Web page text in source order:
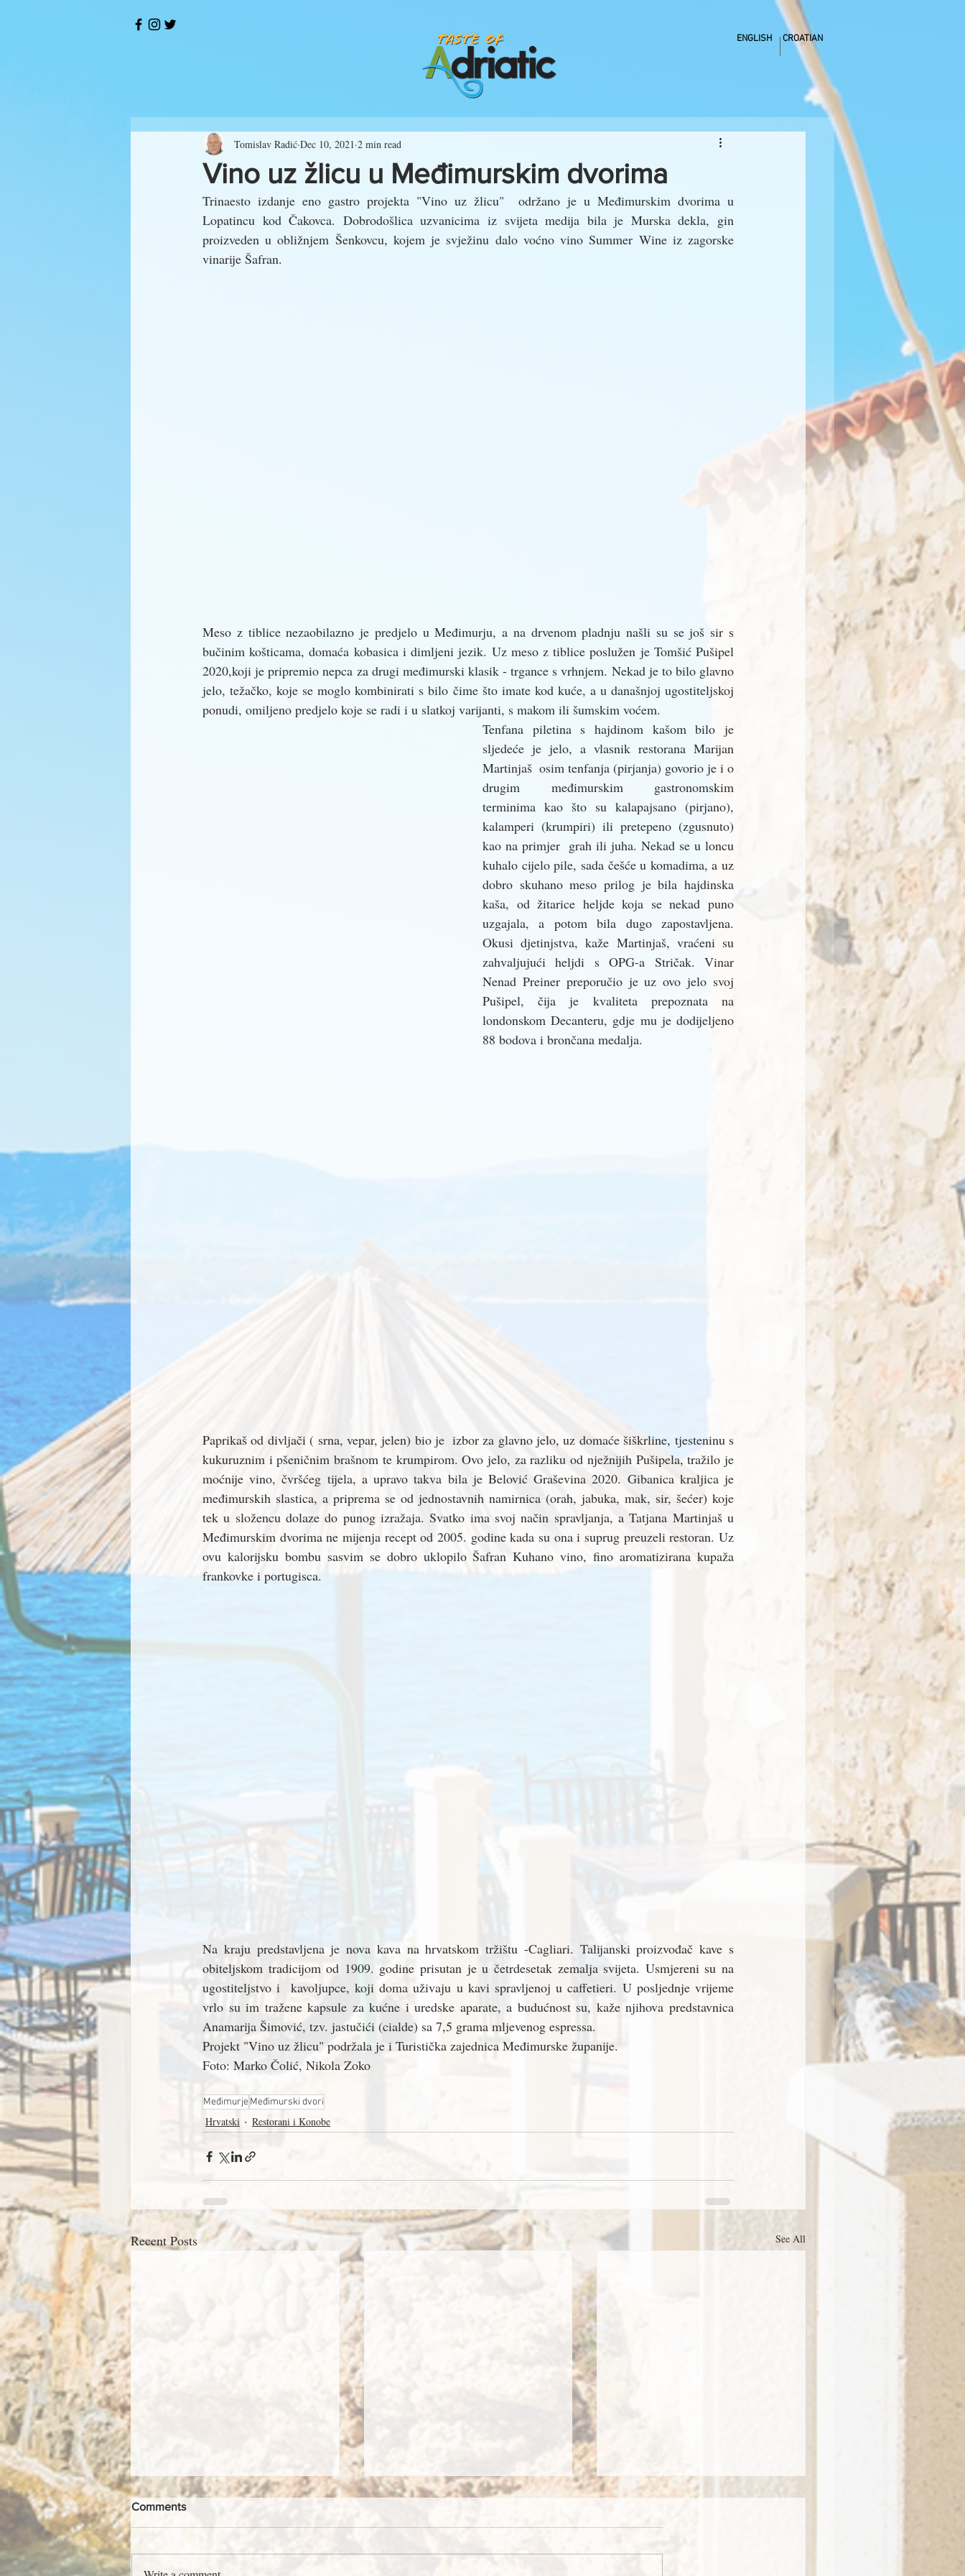
ENGLISH CROATIAN
Vino uz žlicu u Međimurskim dvorima
Tomislav Radić Dec 10, 2021 2 min read
Trinaesto izdanje eno gastro projekta "Vino uz žlicu"  održano je u Međimurskim dvorima u
Lopatincu kod Čakovca. Dobrodošlica uzvanicima iz svijeta medija bila je Murska dekla, gin
proizveden u obližnjem Šenkovcu, kojem je svježinu dalo voćno vino Summer Wine iz zagorske
vinarije Šafran.
Meso z tiblice nezaobilazno je predjelo u Međimurju, a na drvenom pladnju našli su se još sir s
bučinim košticama, domaća kobasica i dimljeni jezik. Uz meso z tiblice poslužen je Tomšić Pušipel
2020,koji je pripremio nepca za drugi međimurski klasik - trgance s vrhnjem. Nekad je to bilo glavno
jelo, težačko, koje se moglo kombinirati s bilo čime što imate kod kuće, a u današnjoj ugostiteljskoj
ponudi, omiljeno predjelo koje se radi i u slatkoj varijanti, s makom ili šumskim voćem.
Tenfana piletina s hajdinom kašom bilo je
sljedeće je jelo, a vlasnik restorana Marijan
Martinjaš  osim tenfanja (pirjanja) govorio je i o
drugim međimurskim gastronomskim
terminima kao što su kalapajsano (pirjano),
kalamperi (krumpiri) ili pretepeno (zgusnuto)
kao na primjer  grah ili juha. Nekad se u loncu
kuhalo cijelo pile, sada češće u komadima, a uz
dobro skuhano meso prilog je bila hajdinska
kaša, od žitarice heljde koja se nekad puno
uzgajala, a potom bila dugo zapostavljena.
Okusi djetinjstva, kaže Martinjaš, vraćeni su
zahvaljujući heljdi s OPG-a Stričak. Vinar
Nenad Preiner preporučio je uz ovo jelo svoj
Pušipel, čija je kvaliteta prepoznata na
londonskom Decanteru, gdje mu je dodijeljeno
88 bodova i brončana medalja.
Paprikaš od divljači ( srna, vepar, jelen) bio je  izbor za glavno jelo, uz domaće šiškrline, tjesteninu s
kukuruznim i pšeničnim brašnom te krumpirom. Ovo jelo, za razliku od nježnijih Pušipela, tražilo je
moćnije vino, čvršćeg tijela, a upravo takva bila je Belović Graševina 2020. Gibanica kraljica je
međimurskih slastica, a priprema se od jednostavnih namirnica (orah, jabuka, mak, sir, šećer) koje
tek u složencu dolaze do punog izražaja. Svatko ima svoj način spravljanja, a Tatjana Martinjaš u
Međimurskim dvorima ne mijenja recept od 2005. godine kada su ona i suprug preuzeli restoran. Uz
ovu kalorijsku bombu sasvim se dobro uklopilo Šafran Kuhano vino, fino aromatizirana kupaža
frankovke i portugisca.
Na kraju predstavljena je nova kava na hrvatskom tržištu -Cagliari. Talijanski proizvođač kave s
obiteljskom tradicijom od 1909. godine prisutan je u četrdesetak zemalja svijeta. Usmjereni su na
ugostiteljstvo i  kavoljupce, koji doma uživaju u kavi spravljenoj u caffetieri. U posljednje vrijeme
vrlo su im tražene kapsule za kućne i uredske aparate, a budućnost su, kaže njihova predstavnica
Anamarija Šimović, tzv. jastučići (cialde) sa 7,5 grama mljevenog espressa.
Projekt "Vino uz žlicu" podržala je i Turistička zajednica Međimurske županije.
Foto: Marko Čolić, Nikola Zoko
MeđimurjeMeđimurski dvori
Hrvatski Restorani i Konobe
Recent Posts See All
Comments